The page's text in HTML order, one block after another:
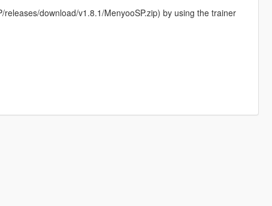
download/v1.8.1/MenyooSP.zip) by using the trainer